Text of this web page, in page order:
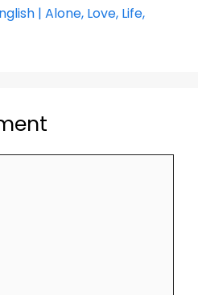
| Alone, Love, Life,